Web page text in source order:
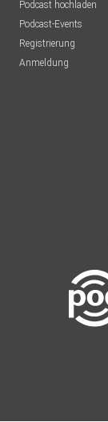
Podcast hochladen
Podcast-Events
Registrierung
Anmeldung